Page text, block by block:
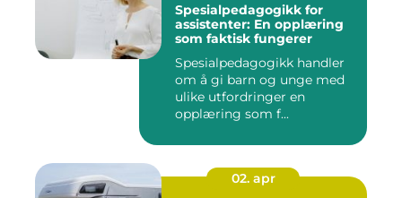
Spesialpedagogikk for
assistenter: En opplæring
som faktisk fungerer
Spesialpedagogikk handler
om å gi barn og unge med
ulike utfordringer en
opplæring som f...
02. apr